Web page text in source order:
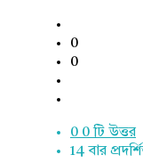
0
0
0 0 টি উত্তর
14বার